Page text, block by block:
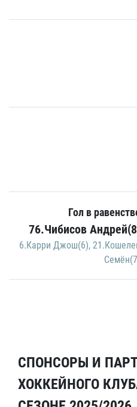
Гол в
76.Чибисов
6.Карри Джош(6),
СПОНСОРЫ И
ХОККЕЙНОГО